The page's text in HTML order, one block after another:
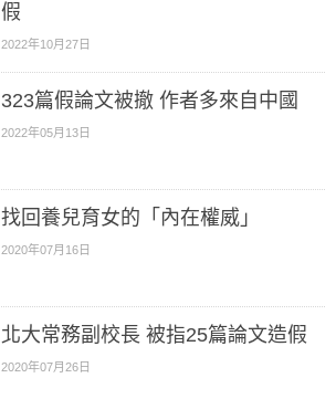
假
2022年10月27日
323篇假論文被撤 作者多來自中國
2022年05月13日
找回養兒育女的「內在權威」
2020年07月16日
北大常務副校長 被指25篇論文造假
2020年07月26日